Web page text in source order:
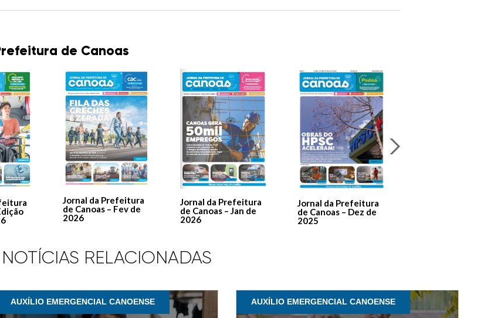
de Canoas
Jornal da Prefeitura
de Canoas – Fev de
2026
Jornal da Prefeitura
de Canoas – Jan de
2026
Jornal da Prefeitura
de Canoas – Dez de
2025
NOTÍCIAS RELACIONADAS
AUXÍLIO EMERGENCIAL CANOENSE AUXÍLIO EMERGENCIAL CANOENSE